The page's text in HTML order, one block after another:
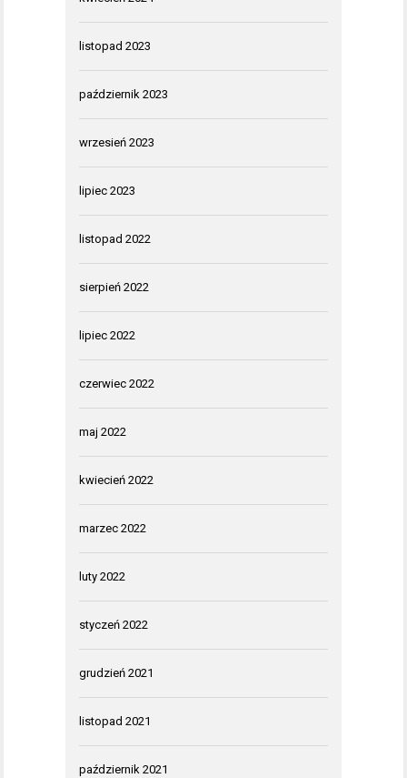
listopad 2023
październik 2023
wrzesień 2023
lipiec 2023
listopad 2022
sierpień 2022
lipiec 2022
czerwiec 2022
maj 2022
kwiecień 2022
marzec 2022
luty 2022
styczeń 2022
grudzień 2021
listopad 2021
październik 2021